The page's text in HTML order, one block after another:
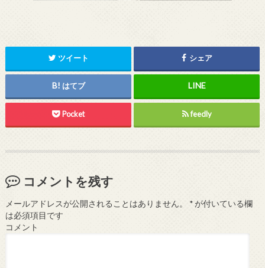
ツイート シェア
はてブ
Pocket feedly
コメントを残す
メールアドレスが公開されることはありません。 *が付いている欄
は必須項目です
コメント